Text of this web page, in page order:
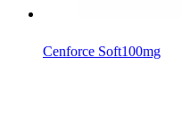
Cenforce Soft100mg